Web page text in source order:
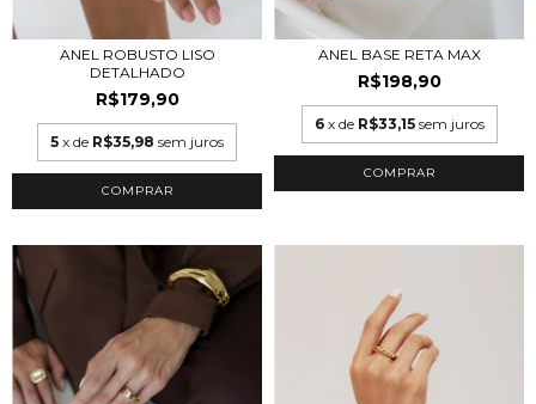
ANEL ROBUSTO LISO
DETALHADO
R$179,90
5 x de R$35,98 sem juros
COMPRAR
ANEL BASE RETA MAX
R$198,90
6 x de R$33,15 sem juros
COMPRAR